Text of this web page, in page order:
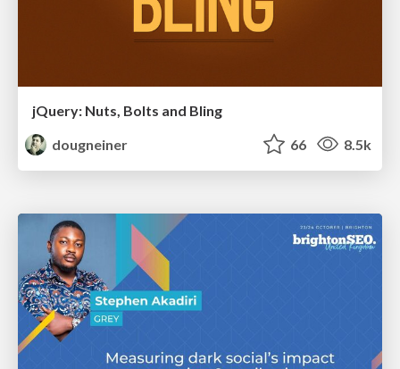
jQuery: Nuts, Bolts and Bling
dougneiner
66 8.5k